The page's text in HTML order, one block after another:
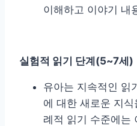
이해하고 이야기 내
실험적 읽기 단계(5~7세)
유아는 지속적인 읽
에 대한 새로운 지
례적 읽기 수준에는